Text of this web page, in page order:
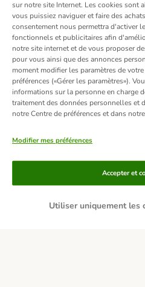
Moyens de paiement
sur notre site Internet. Les cookies sont
vous puissiez naviguer et faire des
consentement nous permettra d'activer
fonctionnels et publicitaires afin
notre site internet et de vous proposer
pour vous ainsi que des annonces
moment modifier les paramètres de
préférences («Gérer les paramètres»).
informations sur la personne en charge
traitement des données personnelles et
notre Centre de préférences et dans notre
Modifier mes préférences
Utiliser uniquement les
Accepter et